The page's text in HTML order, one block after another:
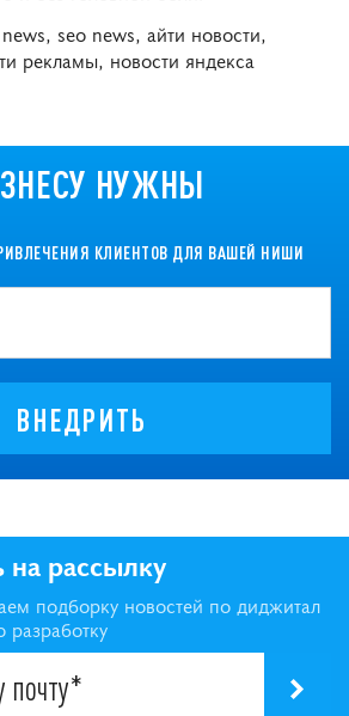
seo news, айти новости,
рекламы, новости яндекса
НУЖНЫ
КЛИЕНТОВ ДЛЯ ВАШЕЙ НИШИ
ВНЕДРИТЬ
рассылку
подборку новостей по диджитал